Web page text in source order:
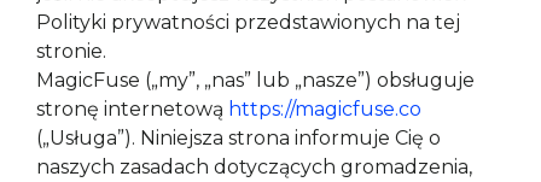
Polityki prywatności przedstawionych na tej
stronie.
MagicFuse („my”, „nas” lub „nasze”) obsługuje
stronę internetową https://magicfuse.co
(„Usługa”). Niniejsza strona informuje Cię o
naszych zasadach dotyczących gromadzenia,